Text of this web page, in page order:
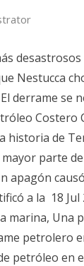
Nestucca
derrame se
historia de
parte
apagón
a la 18 Jul
marina, Una
petrolero
petróleo en